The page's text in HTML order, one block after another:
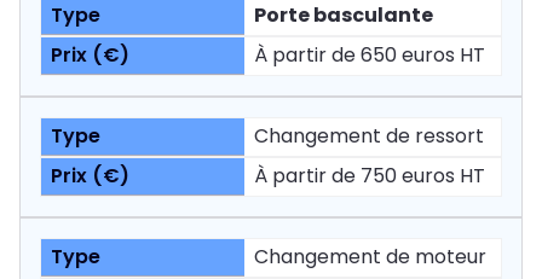
Porte basculante
À partir de 650 euros HT
Changement de ressort
À partir de 750 euros HT
Changement de moteur